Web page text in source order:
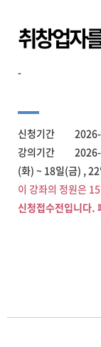
취창업자
-
신청기간 2026-
강의기간 2026-
(화) ~ 18일(금) ,
이 강좌의 정원은
신청접수전입니다.